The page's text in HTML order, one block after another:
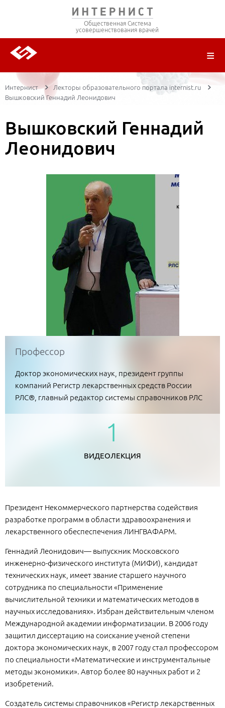
Общественная Система
усовершенствования врачей
ЦИКЛЫ ПЕРЕДАЧ
Интернист
Лекторы образовательного портала internist.ru
Вышковский Геннадий Леонидович
Вышковский Геннадий
Леонидович
Профессор
Доктор экономических наук, президент группы
компаний Регистр лекарственных средств России
РЛС®, главный редактор системы справочников РЛС
1
ВИДЕОЛЕКЦИЯ
Президент Некоммерческого партнерства содействия
разработке программ в области здравоохранения и
лекарственного обеспеспечения ЛИНГВАФАРМ.
Геннадий Леонидович— выпускник Московского
инженерно-физического института (МИФИ), кандидат
технических наук, имеет звание старшего научного
сотрудника по специальности «Применение
вычислительной техники и математических методов в
научных исследованиях». Избран действительным членом
Международной академии информатизации. В 2006 году
защитил диссертацию на соискание ученой степени
доктора экономических наук, в 2007 году стал профессором
по специальности «Математические и инструментальные
методы экономики». Автор более 80 научных работ и 2
изобретений.
Создатель системы справочников «Регистр лекарственных